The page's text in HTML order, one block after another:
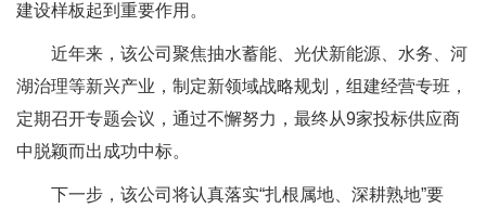
建设样板起到重要作用。
近年来，该公司聚焦抽水蓄能、光伏新能源、水务、河
湖治理等新兴产业，制定新领域战略规划，组建经营专班，
定期召开专题会议，通过不懈努力，最终从9家投标供应商
中脱颖而出成功中标。
下一步，该公司将认真落实“扎根属地、深耕熟地”要